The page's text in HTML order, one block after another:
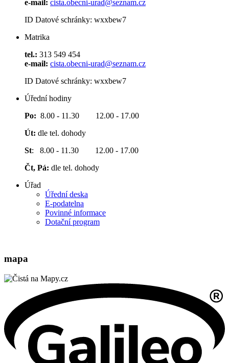
e-mail: cista.obecni-urad@seznam.cz
ID Datové schránky: wxxbew7
Matrika
tel.: 313 549 454
e-mail: cista.obecni-urad@seznam.cz
ID Datové schránky: wxxbew7
Úřední hodiny
Po: 8.00 - 11.30 12.00 - 17.00
Út: dle tel. dohody
St: 8.00 - 11.30 12.00 - 17.00
Čt, Pá: dle tel. dohody
Úřad
Úřední deska
E-podatelna
Povinné informace
Dotační program
mapa